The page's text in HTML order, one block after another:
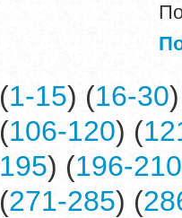
(1-15) (16-30
(106-120) (
195) (196-210
(271-285) (